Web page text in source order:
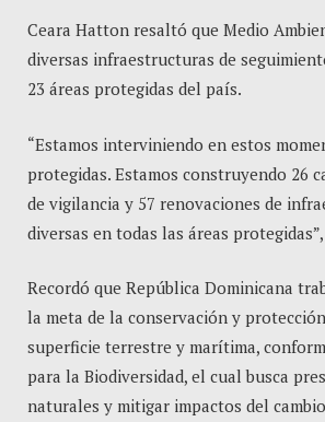
Ceara Hatton resaltó que Medio
diversas infraestructuras de
23 áreas protegidas del país.
“Estamos interviniendo en estos
protegidas. Estamos construyendo 26
de vigilancia y 57 renovaciones de
diversas en todas las áreas
Recordó que República Dominicana
la meta de la conservación y
superficie terrestre y marítima,
para la Biodiversidad, el cual busca
naturales y mitigar impactos del